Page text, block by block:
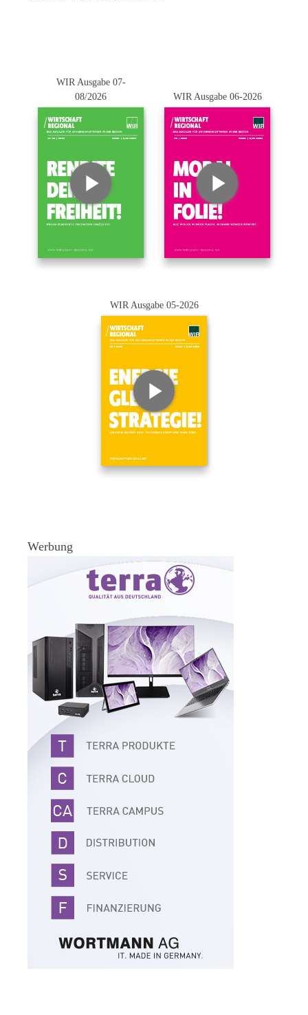
WIR Ausgabe 07-
08/2026
WIR Ausgabe 06-2026
WIR Ausgabe 05-2026
Werbung